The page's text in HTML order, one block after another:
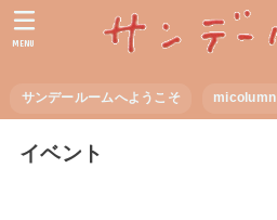
サンデールームへようこそ micolumn
MENU
イベント